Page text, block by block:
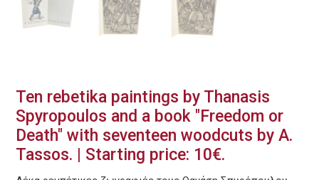
Ten rebetika paintings by Thanasis
Spyropoulos and a book "Freedom or
Death" with seventeen woodcuts by A.
Tassos. | Starting price: 10€.